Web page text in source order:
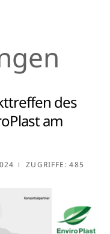
des
am
ZUGRIFFE: 485